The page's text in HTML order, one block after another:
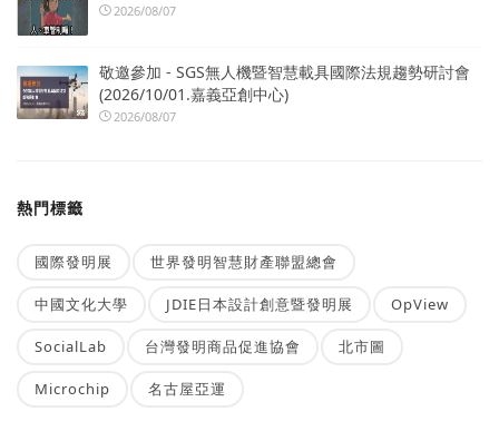
2026/08/07
敬邀參加 - SGS無人機暨智慧載具國際法規趨勢研討會
(2026/10/01.嘉義亞創中心)
2026/08/07
熱門標籤
國際發明展 世界發明智慧財產聯盟總會
中國文化大學 JDIE日本設計創意暨發明展 OpView
SocialLab 台灣發明商品促進協會 北市圖
Microchip 名古屋亞運